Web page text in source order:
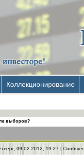
Коллекционирование
выборов?
09.02.2012, 19:27 |